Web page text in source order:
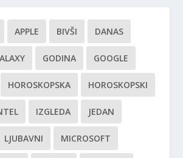
APPLE BIVŠI DANAS
GODINA GOOGLE
HOROSKOPSKA HOROSKOPSKI
IZGLEDA JEDAN
LJUBAVNI MICROSOFT